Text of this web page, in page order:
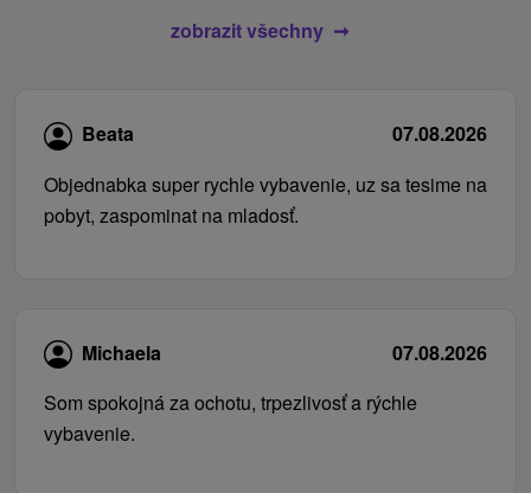
zobrazit všechny
Beata
07.08.2026
Objednabka super rychle vybavenie, uz sa tesime na
pobyt, zaspominat na mladosť.
Michaela
07.08.2026
Som spokojná za ochotu, trpezlivosť a rýchle
vybavenie.